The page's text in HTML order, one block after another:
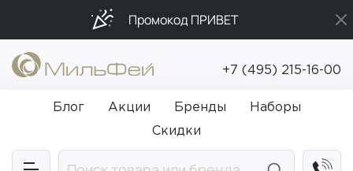
Промокод ПРИВЕТ
Бесплатная доставка от 5 000₽
Подарки в каждый заказ от 5 000₽
+7 (495) 215-16-00
Блог Акции Бренды
Наборы
Скидки